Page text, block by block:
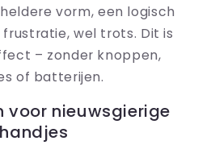
vorm, een logisch
wel trots. Dit is
– zonder knoppen,
of batterijen.
voor nieuwsgierige
handjes